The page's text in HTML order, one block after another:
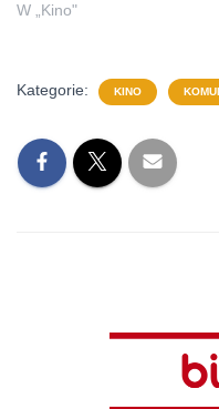
W „Kino"
Kategorie: KINO